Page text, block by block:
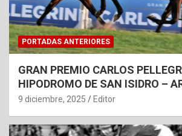
PORTADAS ANTERIORES
GRAN PREMIO CARLOS
HIPODROMO DE SAN ISIDRO –
9 diciembre, 2025 Editor